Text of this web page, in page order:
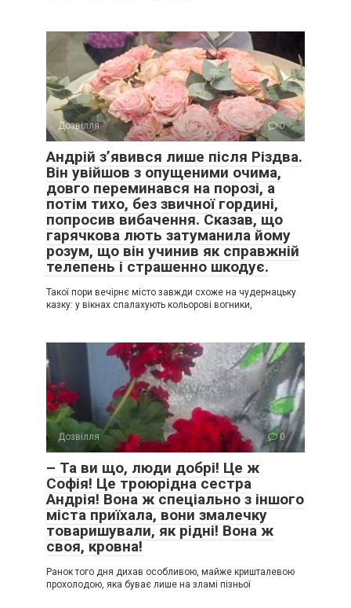
Дозвілля 0
Андрій з’явився лише після Різдва.
Він увійшов з опущеними очима,
довго переминався на порозі, а
потім тихо, без звичної гордині,
попросив вибачення. Сказав, що
гарячкова лють затуманила йому
розум, що він учинив як справжній
телепень і страшенно шкодує.
Такої пори вечірнє місто завжди схоже на чудернацьку
казку: у вікнах спалахують кольорові вогники,
Дозвілля 0
– Та ви що, люди добрі! Це ж
Софія! Це троюрідна сестра
Андрія! Вона ж спеціально з іншого
міста приїхала, вони змалечку
товаришували, як рідні! Вона ж
своя, кровна!
Ранок того дня дихав особливою, майже кришталевою
прохолодою, яка буває лише на зламі пізньої